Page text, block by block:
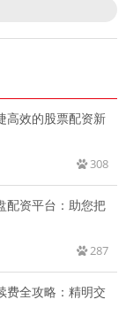
高效的股票配资新
308
287
费全攻略：精明交